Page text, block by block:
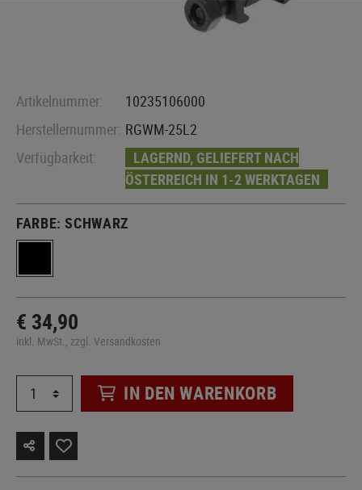
Artikelnummer:
10235106000
Herstellernummer: RGWM-25L2
Verfügbarkeit:
LAGERND, GELIEFERT NACH
ÖSTERREICH IN 1-2 WERKTAGEN
FARBE:SCHWARZ
€ 34,90
inkl. MwSt., zzgl. Versandkosten
IN DEN WARENKORB